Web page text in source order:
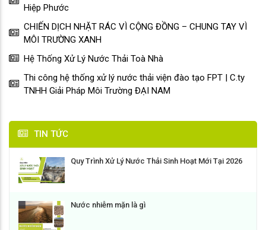
Hiệp Phước
CHIẾN DỊCH NHẶT RÁC VÌ CỘNG ĐỒNG – CHUNG TAY VÌ
MÔI TRƯỜNG XANH
Hệ Thống Xử Lý Nước Thải Toà Nhà
Thi công hệ thống xử lý nước thải viện đào tạo FPT | C.ty
TNHH Giải Pháp Môi Trường ĐẠI NAM
TIN TỨC
Quy Trình Xử Lý Nước Thải Sinh Hoạt Mới Tại 2026
Nước nhiễm mặn là gì